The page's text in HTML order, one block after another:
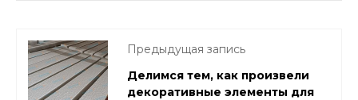
Предыдущая запись
Делимся тем, как произвели
декоративные элементы для